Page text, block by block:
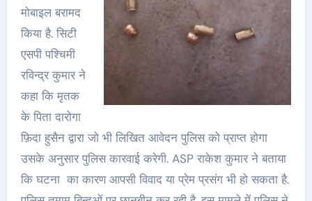
मोबाइल बरामद
किया है. सिटी
एसपी पश्चिमी
रविन्द्र कुमार ने
कहा कि मृतक
के पिता दारोगा
फ़िदा हुसैन द्वारा जो भी लिखित आवेदन पुलिस को प्राप्त होगा
उसके अनुसार पुलिस कारवाई करेगी. ASP राकेश कुमार ने बताया
कि घटना का कारण आपसी विवाद या प्रेम प्रसंग भी हो सकता है.